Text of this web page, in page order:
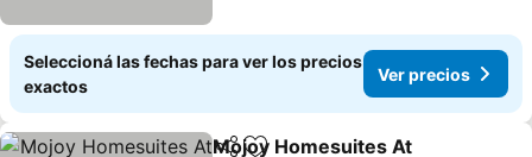
Seleccioná las fechas para ver los precios
exactos
Ver precios
Mojoy Homesuites At